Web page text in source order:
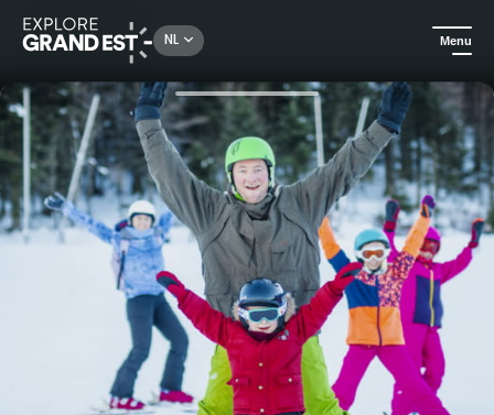
NL Menu
Kijk je ogen uit in de Grand Est Het Tribu pakket, skiën met het hele gezin in La Bresse-Hohneck